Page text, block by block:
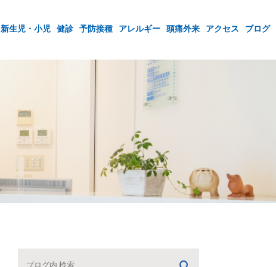
新生児・小児 健診 予防接種 アレルギー 頭痛外来 アクセス ブログ